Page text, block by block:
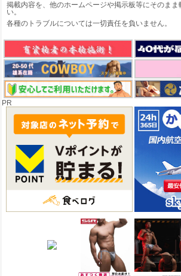
掲載内容を、他のホームページや掲示板等にそのま
い。
各種のトラブルについては一切責任を負いません。
PR